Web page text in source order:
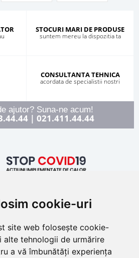
cookie-uri
site web folosește cookie-
alte tehnologii de urmărire
a vă îmbunătăți experiența
STOCURI MARI DE PRODUSE
suntem mereu la dispozitia ta
CONSULTANTA TEHNICA
acordata de specialistii nostri
ajutor? Suna-ne acum!
| 021.411.44.44